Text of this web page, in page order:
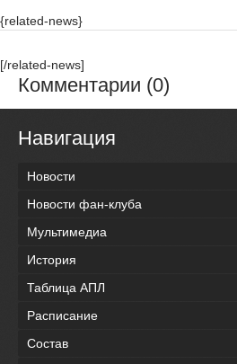
{related-news}
[/related-news]
Комментарии (0)
Навигация
Новости
Новости фан-клуба
Мультимедиа
История
Таблица АПЛ
Расписание
Состав